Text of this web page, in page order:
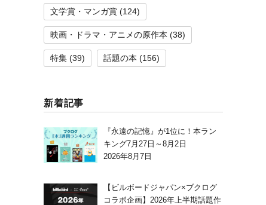
文学賞・マンガ賞 (124)
映画・ドラマ・アニメの原作本 (38)
特集 (39) 話題の本 (156)
新着記事
『永遠の記憶』が1位に！本ラン
キング7月27日～8月2日
2026年8月7日
【ビルボードジャパン×ブクログ
コラボ企画】2026年上半期話題作